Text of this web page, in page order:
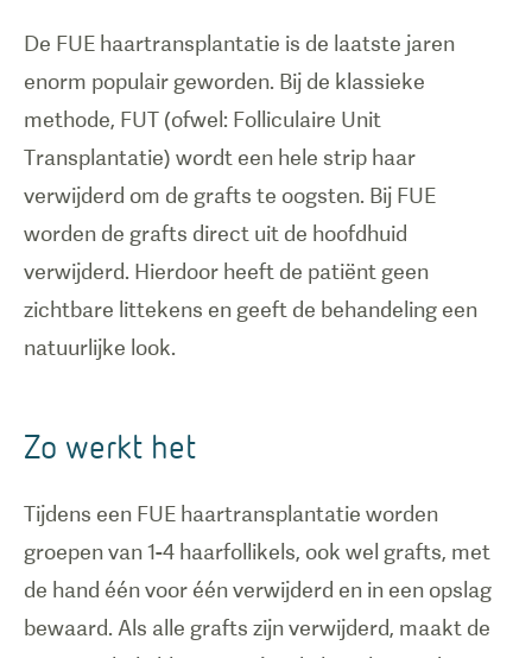
De FUE haartransplantatie is de laatste jaren
enorm populair geworden. Bij de klassieke
methode, FUT (ofwel: Folliculaire Unit
Transplantatie) wordt een hele strip haar
verwijderd om de grafts te oogsten. Bij FUE
worden de grafts direct uit de hoofdhuid
verwijderd. Hierdoor heeft de patiënt geen
zichtbare littekens en geeft de behandeling een
natuurlijke look.
Zo werkt het
Tijdens een FUE haartransplantatie worden
groepen van 1-4 haarfollikels, ook wel grafts, met
de hand één voor één verwijderd en in een opslag
bewaard. Als alle grafts zijn verwijderd, maakt de